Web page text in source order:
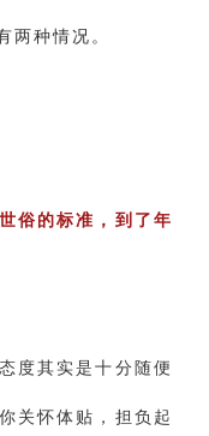
两种情况。
俗的标准，到了年
度其实是十分随便
关怀体贴，担负起